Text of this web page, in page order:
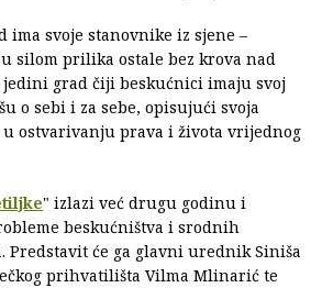
ima svoje stanovnike iz sjene –
silom prilika ostale bez krova nad
jedini grad čiji beskućnici imaju svoj
o sebi i za sebe, opisujući svoja
u ostvarivanju prava i života vrijednog
" izlazi već drugu godinu i
beskućništva i srodnih
će ga glavni urednik Siniša
prihvatilišta Vilma Mlinarić te